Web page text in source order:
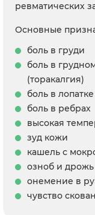
ревматических
Основные
боль в груди
боль в
(торакалгия)
боль в лопатке
боль в ребрах
высокая
зуд кожи
кашель с
озноб и дрожь
онемение в
чувство